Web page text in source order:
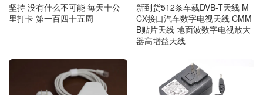
坚持 没有什么不可能 毎天十公
里打卡 第一百四十五周
新到货512条车载DVB-T天线 M
CX接口汽车数字电视天线 CMM
B贴片天线 地面波数字电视放大
器高增益天线